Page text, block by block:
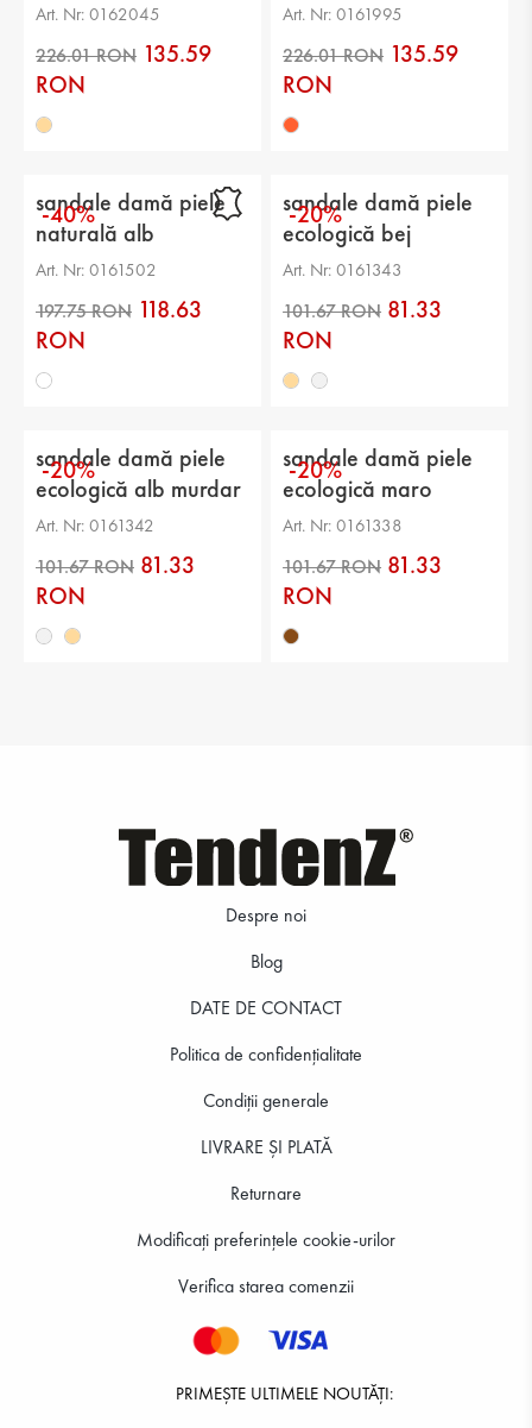
căptuşeală: piele ecologică
Talpă: platformă
Branț: piele ecologică
Înălțimea platformei: 4 cm
Art. Nr: 0162045
226.01 RON
135.59
RON
Art. Nr: 0161995
135.59
RON
-40%
sandale damă piele
naturală alb
Art. Nr: 0161502
118.63
RON
-20%
sandale damă piele
ecologică bej
Art. Nr: 0161343
81.33
RON
-20%
sandale damă piele
ecologică alb murdar
Art. Nr: 0161342
81.33
RON
-20%
sandale damă piele
ecologică maro
Art. Nr: 0161338
81.33
RON
Despre noi
Blog
DATE DE CONTACT
Politica de confidenţialitate
Condiții generale
LIVRARE ȘI PLATĂ
Returnare
Modificați preferințele cookie-urilor
Verifica starea comenzii
PRIMEȘTE ULTIMELE NOUTĂȚI: